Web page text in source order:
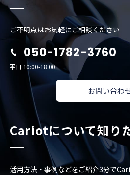
ご不明点はお気軽にご相談ください
050-1782-3760
平日 10:00-18:00
お問い合わ
Cariotについて知り
活用方法・事例などをご紹介3分で